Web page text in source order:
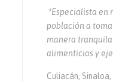
*Especialista en
población a
manera
alimenticios y
Culiacán,